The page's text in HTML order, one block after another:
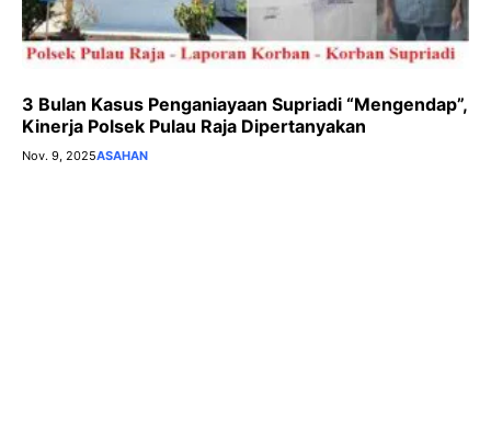
3 Bulan Kasus Penganiayaan Supriadi “Mengendap”,
Kinerja Polsek Pulau Raja Dipertanyakan
Nov. 9, 2025ASAHAN